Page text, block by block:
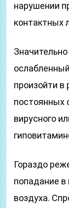
нарушении
контактных
произойти в
постоянных
вирусного
Гораздо
попадание в
воздуха.